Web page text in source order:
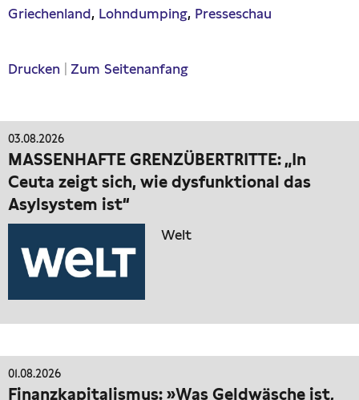
Griechenland Lohndumping Presseschau
Drucken Zum Seitenanfang
03.08.2026
MASSENHAFTE GRENZÜBERTRITTE: „In
Ceuta zeigt sich, wie dysfunktional das
Asylsystem ist“
Welt
01.08.2026
Finanzkapitalismus: »Was Geldwäsche ist,